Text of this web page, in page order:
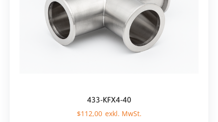
433-KFX4-40
$112,00